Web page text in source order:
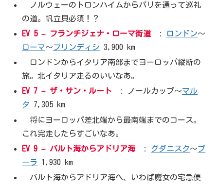
ノルウェーのトロンハイムからパリを通って巡礼
の道。帆立貝必須！？
EV 5 –
フランチジェナ・ローマ街道: ロンドン〜
ローマ〜ブリンディシ 3,900 km
ロンドンからイタリア南部までヨーロッパ縦断の
旅。北イタリア走るのいいなあ。
EV 7 –ザ・サン・ルート : ノールカップ〜マル
タ
7,305 km
将にヨーロッパ差北端から最南端までのコース。
これ完走したらすごいなあ。
EV 9 – バルト海からアドリア海 : グダニスク〜プ
ーラ
1,930 km
バルト海からアドリア海へ、いわば魔女の宅急便